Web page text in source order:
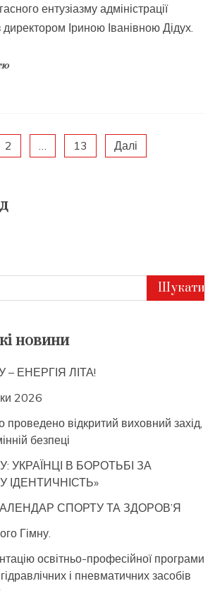
ентузіазму адміністрації
Іриною Іванівною Дідух.
2 13 Далі
новини
– ЕНЕРГІЯ ЛІТА!
2026
проведено відкритий виховний захід,
безпеці
УКРАЇНЦІ В БОРОТЬБІ ЗА
ІДЕНТИЧНІСТЬ»
СПОРТУ ТА ЗДОРОВ’Я
Гімну.
освітньо-професійної програми
і пневматичних засобів